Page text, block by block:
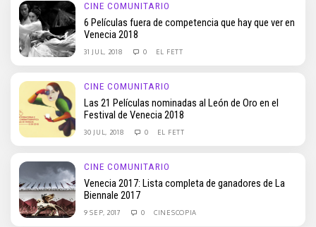
CINE COMUNITARIO
6 Películas fuera de competencia que hay que ver en
Venecia 2018
31 JUL, 2018 0 EL FETT
CINE COMUNITARIO
Las 21 Películas nominadas al León de Oro en el
Festival de Venecia 2018
30 JUL, 2018 0 EL FETT
CINE COMUNITARIO
Venecia 2017: Lista completa de ganadores de La
Biennale 2017
9 SEP, 2017 0 CINESCOPIA